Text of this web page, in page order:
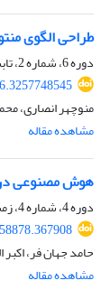
طراحی الگوی
دوره 6، شماره 2، تابستان 1404، صفحه
منوچهر انصاری،
مشاهده مقاله
هوش مصنوعی در
دوره 4، شماره 4، زمستان 1402، صفحه
حامد جهان فر،
مشاهده مقاله